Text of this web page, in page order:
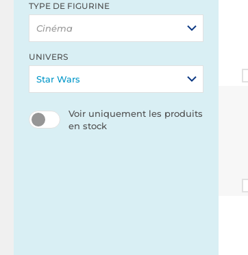
TYPE DE FIGURINE
Cinéma
UNIVERS
Star Wars
Voir uniquement les produits
en stock